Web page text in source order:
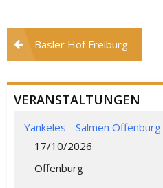
Beitragsnavigation
Basler Hof Freiburg
VERANSTALTUNGEN
Yankeles - Salmen Offenburg
17/10/2026
Offenburg